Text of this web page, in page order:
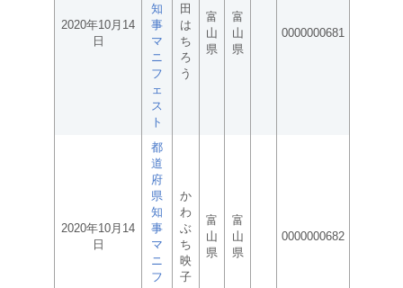
2020年10月14
日
知
事
マ
ニ
フ
ェ
ス
ト
田
は
ち
ろ
う
富
山
県
富
山
県
0000000681
2020年10月14
日
都
道
府
県
知
事
マ
ニ
フ
か
わ
ぶ
ち
映
子
富
山
県
富
山
県
0000000682